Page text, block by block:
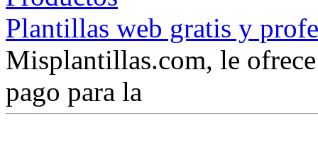
Plantillas web gratis y
Misplantillas.com, le
pago para la